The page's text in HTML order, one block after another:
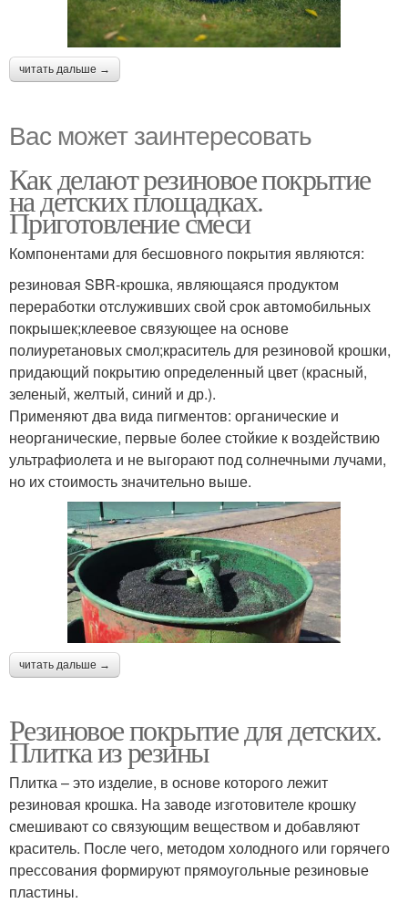
читать дальше →
Вас может заинтересовать
Как делают резиновое покрытие
на детских площадках.
Приготовление смеси
Компонентами для бесшовного покрытия являются:
резиновая SBR-крошка, являющаяся продуктом
переработки отслуживших свой срок автомобильных
покрышек;клеевое связующее на основе
полиуретановых смол;краситель для резиновой крошки,
придающий покрытию определенный цвет (красный,
зеленый, желтый, синий и др.).
Применяют два вида пигментов: органические и
неорганические, первые более стойкие к воздействию
ультрафиолета и не выгорают под солнечными лучами,
но их стоимость значительно выше.
читать дальше →
Резиновое покрытие для детских.
Плитка из резины
Плитка – это изделие, в основе которого лежит
резиновая крошка. На заводе изготовителе крошку
смешивают со связующим веществом и добавляют
краситель. После чего, методом холодного или горячего
прессования формируют прямоугольные резиновые
пластины.